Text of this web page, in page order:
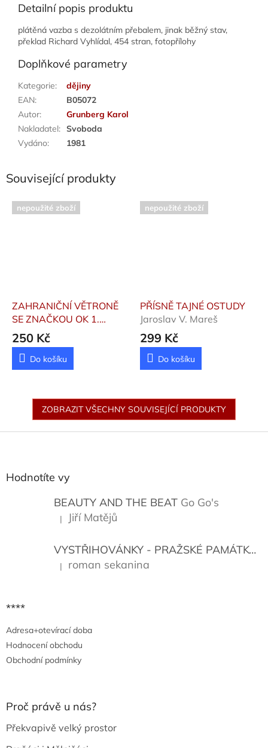
Detailní popis produktu
plátěná vazba s dezolátním přebalem, jinak běžný stav,
překlad Richard Vyhlídal, 454 stran, fotopřílohy
Doplňkové parametry
Kategorie:
dějiny
EAN:
B05072
Autor:
Grunberg Karol
Nakladatel: Svoboda
Vydáno: 1981
Související produkty
nepoužité zboží
ZAHRANIČNÍ VĚTRONĚ
SE ZNAČKOU OK 1.
SK200.Pátek Zdeněk,
Kolmann Petr
250 Kč
Do košíku
nepoužité zboží
PŘÍSNĚ TAJNÉ OSTUDY
Jaroslav V. Mareš
299 Kč
Do košíku
ZOBRAZIT VŠECHNY SOUVISEJÍCÍ PRODUKTY
Hodnotíte vy
BEAUTY AND THE BEAT Go Go's
Hodnocení produktu je 5 z 5 hvězdiček.
| Jiří Matějů
VYSTŘIHOVÁNKY - PRAŽSKÉ PAMÁTKY
Hodnocení produktu je 5 z 5 hvězdiček.
| roman sekanina
****
Adresa+otevírací doba
Hodnocení obchodu
Obchodní podmínky
Proč právě u nás?
Překvapivě velký prostor